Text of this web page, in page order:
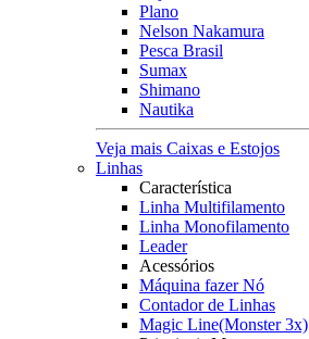
Plano
Nelson Nakamura
Pesca Brasil
Sumax
Shimano
Nautika
Veja mais Caixas e Estojos
Linhas
Característica
Linha Multifilamento
Linha Monofilamento
Leader
Acessórios
Máquina fazer Nó
Contador de Linhas
Magic Line(Monster 3x)